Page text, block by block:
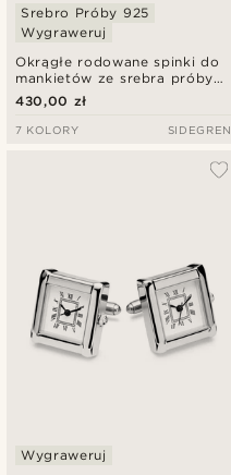
Okrągłe rodowane spinki do
mankietów ze srebra próby
925 z inkrustacją z onyksu
Srebro Próby 925
Wygraweruj
430,00 zł
7 KOLORY SIDEGREN
Wygraweruj